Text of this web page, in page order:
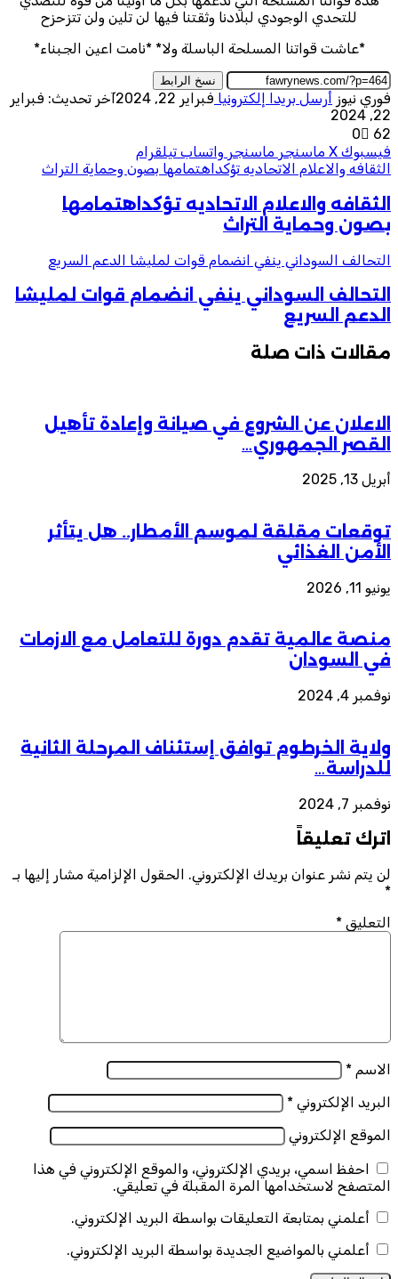
للتحدي الوجودي لبلادنا وثقتنا فيها لن تلين ولن تتزحزح
*عاشت قواتنا المسلحة الباسلة ولا* *نامت اعين الجبناء*
نسخ الرابط
فوري نيوز أرسل بريدا إلكترونيا فبراير 22, 2024
آخر تحديث: فبراير
22, 2024
0
62
فيسبوك ‫X ماسنجر ماسنجر واتساب تيلقرام
الثقافه والاعلام الاتحاديه تؤكداهتمامها بصون وحماية التراث
الثقافه والاعلام الاتحاديه تؤكداهتمامها
بصون وحماية التراث
التحالف السوداني ينفي انضمام قوات لمليشا الدعم السريع
التحالف السوداني ينفي انضمام قوات لمليشا
الدعم السريع
مقالات ذات صلة
الاعلان عن الشروع في صيانة وإعادة تأهيل
القصر الجمهوري…
أبريل 13, 2025
توقعات مقلقة لموسم الأمطار.. هل يتأثر
الأمن الغذائي
يونيو 11, 2026
منصة عالمية تقدم دورة للتعامل مع الازمات
في السودان
نوفمبر 4, 2024
ولاية الخرطوم توافق إستئناف المرحلة الثانية
للدراسة…
نوفمبر 7, 2024
اترك تعليقاً
لن يتم نشر عنوان بريدك الإلكتروني. الحقول الإلزامية مشار إليها بـ
*
التعليق *
الاسم *
البريد الإلكتروني *
الموقع الإلكتروني
احفظ اسمي، بريدي الإلكتروني، والموقع الإلكتروني في هذا
المتصفح لاستخدامها المرة المقبلة في تعليقي.
أعلمني بمتابعة التعليقات بواسطة البريد الإلكتروني.
أعلمني بالمواضيع الجديدة بواسطة البريد الإلكتروني.